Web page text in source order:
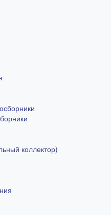
коллектор)